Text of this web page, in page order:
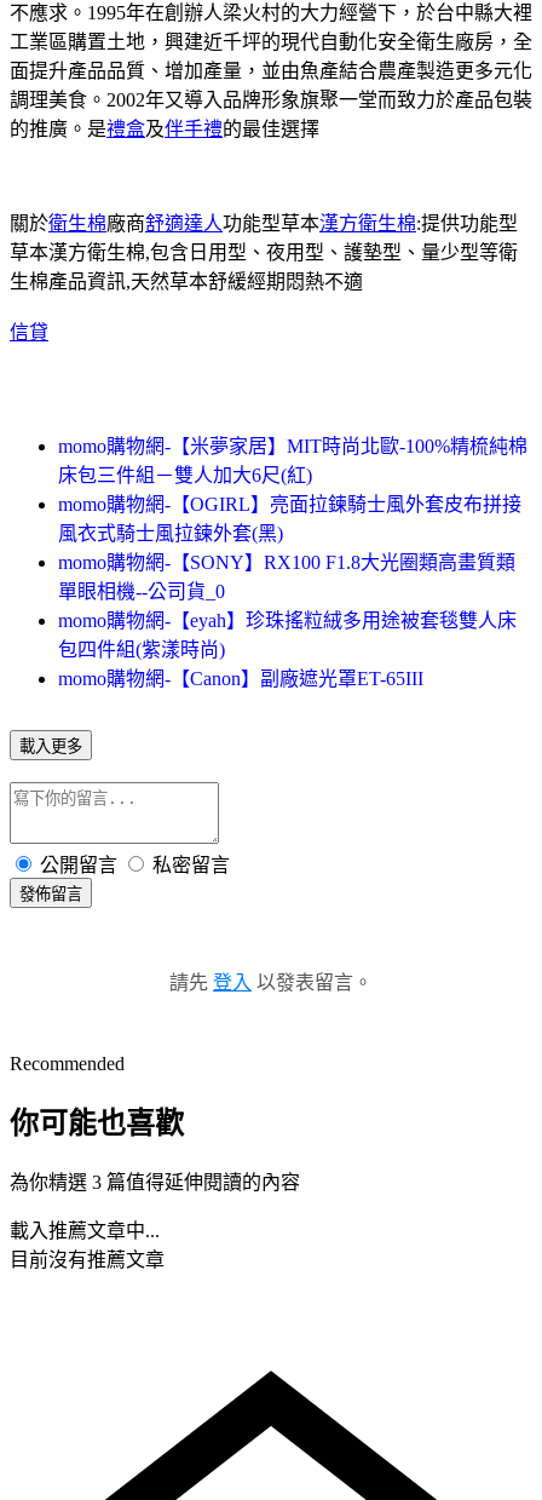
不應求。1995年在創辦人梁火村的大力經營下，於台中縣大裡
工業區購置土地，興建近千坪的現代自動化安全衛生廠房，全
面提升產品品質、增加產量，並由魚產結合農產製造更多元化
調理美食。2002年又導入品牌形象旗聚一堂而致力於產品包裝
的推廣。是禮盒及伴手禮的最佳選擇
關於衛生棉廠商舒適達人功能型草本漢方衛生棉:提供功能型
草本漢方衛生棉,包含日用型、夜用型、護墊型、量少型等衛
生棉產品資訊,天然草本舒緩經期悶熱不適
信貸
momo購物網-【米夢家居】MIT時尚北歐-100%精梳純棉
床包三件組－雙人加大6尺(紅)
momo購物網-【OGIRL】亮面拉鍊騎士風外套皮布拼接
風衣式騎士風拉鍊外套(黑)
momo購物網-【SONY】RX100 F1.8大光圈類高畫質類
單眼相機--公司貨_0
momo購物網-【eyah】珍珠搖粒絨多用途被套毯雙人床
包四件組(紫漾時尚)
momo購物網-【Canon】副廠遮光罩ET-65III
載入更多
公開留言 私密留言
發佈留言
請先 登入 以發表留言。
Recommended
你可能也喜歡
為你精選 3 篇值得延伸閱讀的內容
載入推薦文章中...
目前沒有推薦文章